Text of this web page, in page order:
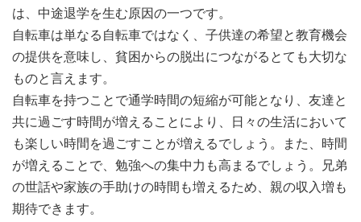
は、中途退学を生む原因の一つです。
自転車は単なる自転車ではなく、子供達の希望と教育機会
の提供を意味し、貧困からの脱出につながるとても大切な
ものと言えます。
自転車を持つことで通学時間の短縮が可能となり、友達と
共に過ごす時間が増えることにより、日々の生活において
も楽しい時間を過ごすことが増えるでしょう。また、時間
が増えることで、勉強への集中力も高まるでしょう。兄弟
の世話や家族の手助けの時間も増えるため、親の収入増も
期待できます。